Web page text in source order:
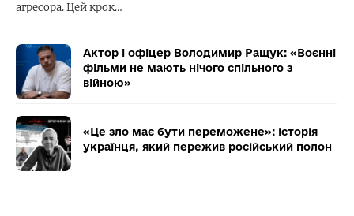
агресора. Цей крок…
Актор і офіцер Володимир Ращук: «Воєнні
фільми не мають нічого спільного з
війною»
«Це зло має бути переможене»: історія
українця, який пережив російський полон